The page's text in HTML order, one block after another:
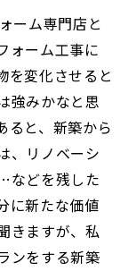
ーム専門店と
ォーム工事に
を変化させると
強みかなと思
ると、新築から
、リノベーシ
などを残した
に新たな価値
きますが、私
ンをする新築